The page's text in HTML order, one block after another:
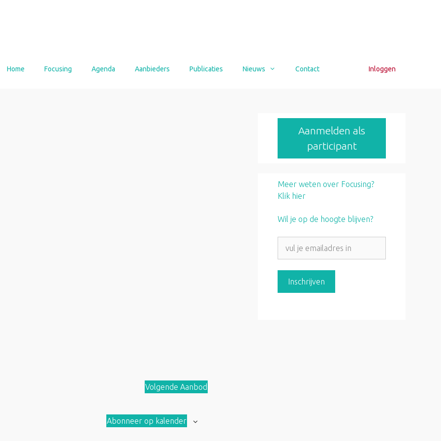
Home Focusing Agenda Aanbieders Publicaties Nieuws Contact Inloggen
Volgende Aanbod
Abonneer op kalender
Aanmelden als
participant
Meer weten over Focusing?
Klik hier
Wil je op de hoogte blijven?